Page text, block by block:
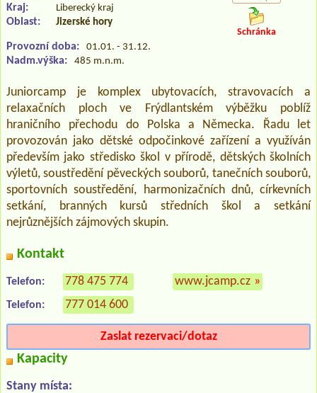
Kraj: Liberecký kraj
Oblast: Jizerské hory
Provozní doba: 01.01. - 31.12.
Nadm.výška: 485 m.n.m.
Schránka
Juniorcamp je komplex ubytovacích, stravovacích a
relaxačních ploch ve Frýdlantském výběžku poblíž
hraničního přechodu do Polska a Německa. Řadu let
provozován jako dětské odpočinkové zařízení a využíván
především jako středisko škol v přírodě, dětských školních
výletů, soustředění pěveckých souborů, tanečních souborů,
sportovních soustředění, harmonizačních dnů, církevních
setkání, branných kursů středních škol a setkání
nejrůznějších zájmových skupin.
Kontakt
Telefon: 778 475 774
Telefon: 777 014 600
www.jcamp.cz »
Zaslat rezervaci/dotaz
Kapacity
Stany místa: